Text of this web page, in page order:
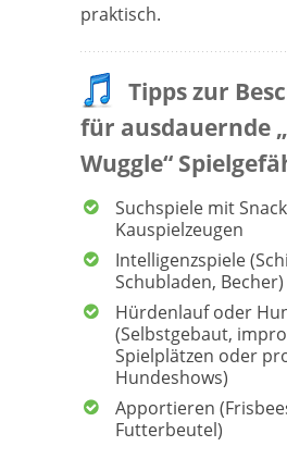
praktisch.
Tipps zur
für ausdauernde
Wuggle“
Suchspiele mit
Kauspielzeugen
Intelligenzspiele
Schubladen, Becher)
Hürdenlauf oder
(Selbstgebaut,
Spielplätzen oder
Hundeshows)
Apportieren
Futterbeutel)